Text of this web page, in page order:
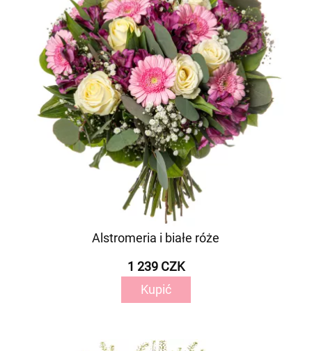
Alstromeria i białe róże
1 239 CZK
Kupić